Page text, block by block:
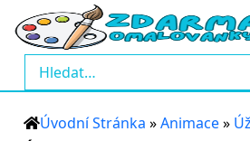
Úvodní Stránka »Animace»